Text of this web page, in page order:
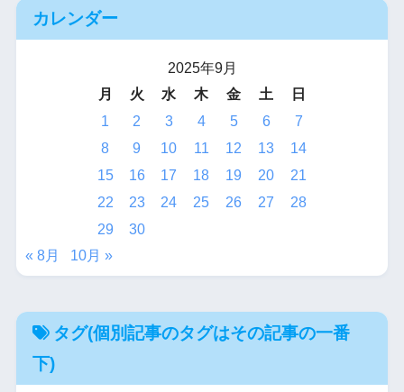
カレンダー
2025年9月
月
火 水 木 金 土
日
1
2 3 4 5 6
7
8
9 10 11 12 13
14
15
16 17 18 19 20
21
22
23 24 25 26 27
28
29
30
« 8月
10月 »
タグ(個別記事のタグはその記事の一番
下)